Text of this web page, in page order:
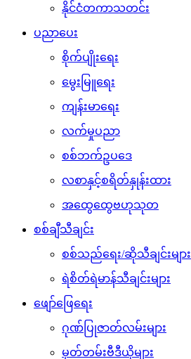
နိုင်ငံတကာသတင်း
ပညာပေး
စိုက်ပျိုးရေး
မွေးမြူရေး
ကျန်းမာရေး
လက်မှုပညာ
စစ်ဘက်ဥပဒေ
လစာနှင့်စရိတ်နှုန်းထား
အထွေထွေဗဟုသုတ
စစ်ချီသီချင်း
စစ်သည်ရေး/ဆိုသီချင်းများ
ရဲစိတ်ရဲမာန်သီချင်းများ
ဖျော်ဖြေရေး
ဂုဏ်ပြုဇာတ်လမ်းများ
မှတ်တမ်းဗီဒီယိုများ